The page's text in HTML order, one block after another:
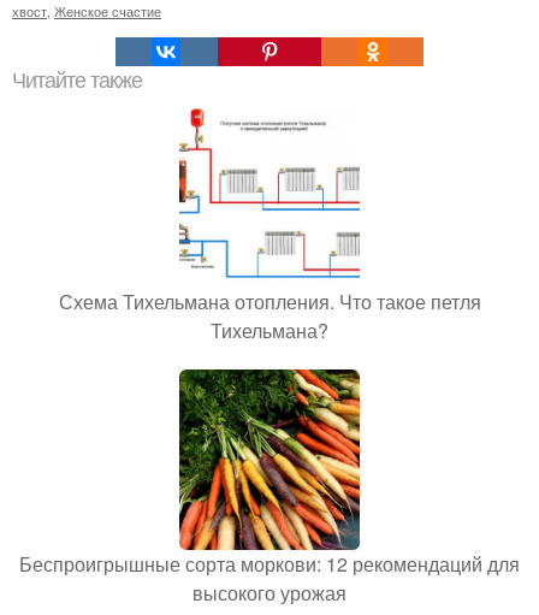
хвост Женское счастие
Читайте также
Схема Тихельмана отопления. Что такое петля
Тихельмана?
Беспроигрышные сорта моркови: 12 рекомендаций для
высокого урожая